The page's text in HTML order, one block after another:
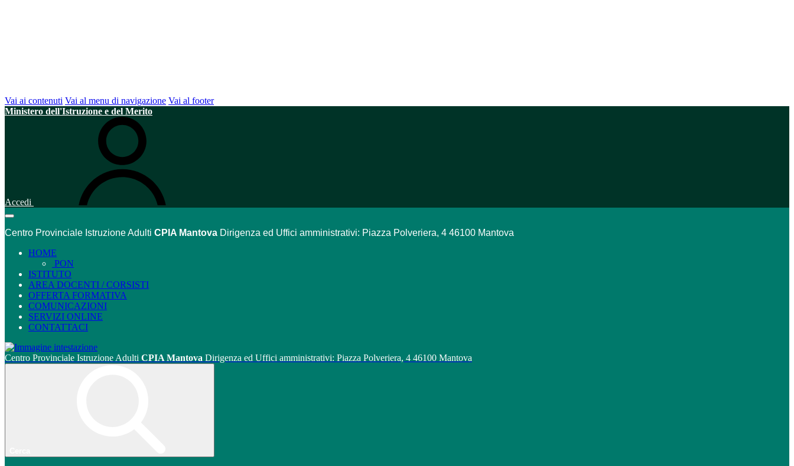
Vai ai contenuti Vai al menu di navigazione Vai al footer
Ministero dell'Istruzione e del Merito
Accedi
Centro Provinciale Istruzione Adulti CPIA Mantova Dirigenza ed Uffici amministrativi: Piazza Polveriera, 4 46100 Mantova
HOME
PON
ISTITUTO
AREA DOCENTI / CORSISTI
OFFERTA FORMATIVA
COMUNICAZIONI
SERVIZI ONLINE
CONTATTACI
Centro Provinciale Istruzione Adulti CPIA Mantova Dirigenza ed Uffici amministrativi: Piazza Polveriera, 4 46100 Mantova